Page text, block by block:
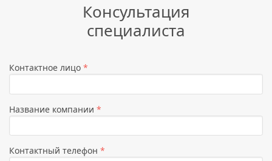
Консультация
специалиста
Контактное лицо *
Название компании *
Контактный телефон *